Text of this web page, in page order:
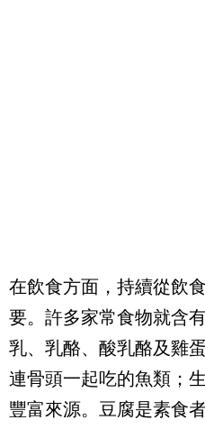
在飲食方面，持續從飲
要。許多家常食物就含
乳、乳酪、酸乳酪及雞
連骨頭一起吃的魚類；
豐富來源。豆腐是素食